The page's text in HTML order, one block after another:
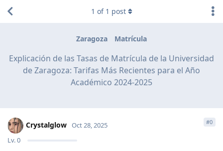
Zaragoza Matrícula
Explicación de las Tasas de Matrícula de la Universidad
de Zaragoza: Tarifas Más Recientes para el Año
Académico 2024-2025
1 of 1 post
Crystalglow
Lv.0
Oct 28, 2025 #0